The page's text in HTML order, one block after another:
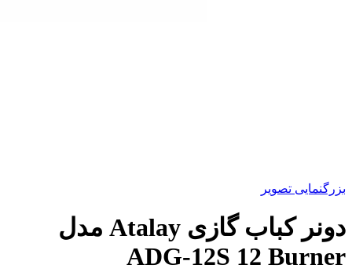
بزرگنمایی تصویر
دونر کباب گازی Atalay مدل
ADG-12S 12 Burner